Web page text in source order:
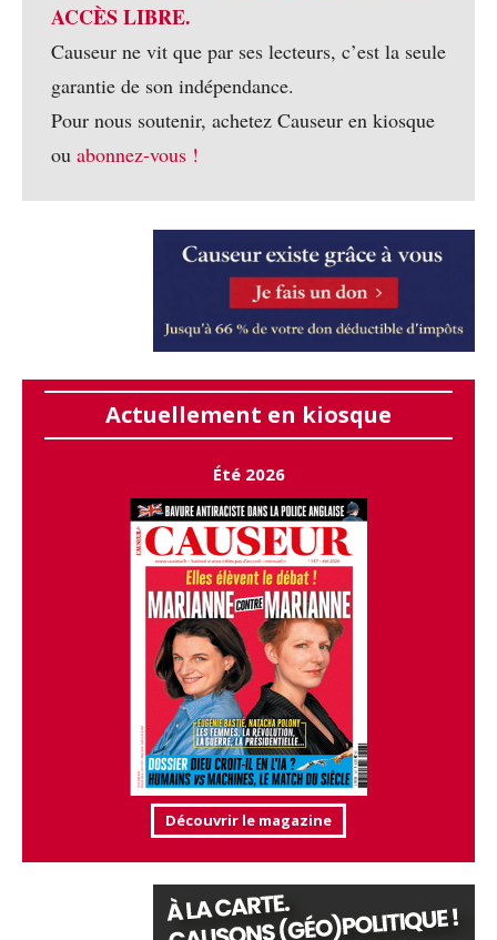
ACCÈS LIBRE.
Causeur ne vit que par ses lecteurs, c’est la seule
garantie de son indépendance.
Pour nous soutenir, achetez Causeur en kiosque
ou abonnez-vous !
Actuellement en kiosque
Été 2026
Découvrir le magazine